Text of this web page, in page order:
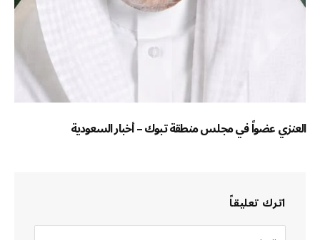
العنزي عضواً في مجلس منطقة تبوك – أخبار السعودية
اترك تعليقاً